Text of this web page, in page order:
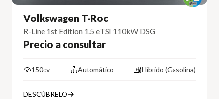
Volkswagen T-Roc
R-Line 1st Edition 1.5 eTSI 110kW DSG
Precio a consultar
150cv Automático Híbrido (Gasolina)
DESCÚBRELO